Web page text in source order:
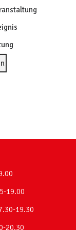
19.00
19.30
20.30